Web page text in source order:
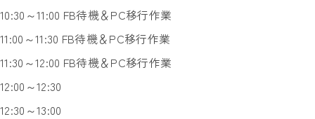
10:30～11:00 FB待機＆PC移行作業
11:00～11:30 FB待機＆PC移行作業
11:30～12:00 FB待機＆PC移行作業
12:00～12:30
12:30～13:00